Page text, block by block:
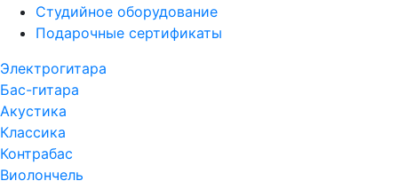
Студийное оборудование
Подарочные сертификаты
Электрогитара
Бас-гитара
Акустика
Классика
Контрабас
Виолончель